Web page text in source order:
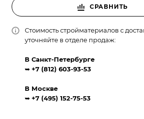
СРАВНИТЬ
Стоимость стройматериалов с
уточняйте в отделе продаж:
В Санкт-Петербурге
➥ +7 (812) 603-93-53
В Москве
➥ +7 (495) 152-75-53